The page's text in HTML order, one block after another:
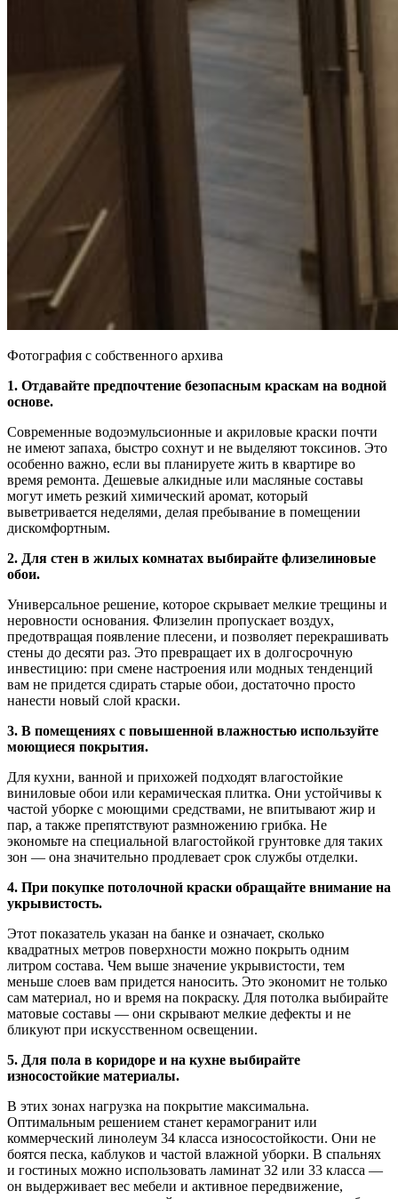
Фотография с собственного архива
1. Отдавайте предпочтение безопасным краскам на водной
основе.
Современные водоэмульсионные и акриловые краски почти
не имеют запаха, быстро сохнут и не выделяют токсинов. Это
особенно важно, если вы планируете жить в квартире во
время ремонта. Дешевые алкидные или масляные составы
могут иметь резкий химический аромат, который
выветривается неделями, делая пребывание в помещении
дискомфортным.
2. Для стен в жилых комнатах выбирайте флизелиновые
обои.
Универсальное решение, которое скрывает мелкие трещины и
неровности основания. Флизелин пропускает воздух,
предотвращая появление плесени, и позволяет перекрашивать
стены до десяти раз. Это превращает их в долгосрочную
инвестицию: при смене настроения или модных тенденций
вам не придется сдирать старые обои, достаточно просто
нанести новый слой краски.
3. В помещениях с повышенной влажностью используйте
моющиеся покрытия.
Для кухни, ванной и прихожей подходят влагостойкие
виниловые обои или керамическая плитка. Они устойчивы к
частой уборке с моющими средствами, не впитывают жир и
пар, а также препятствуют размножению грибка. Не
экономьте на специальной влагостойкой грунтовке для таких
зон — она значительно продлевает срок службы отделки.
4. При покупке потолочной краски обращайте внимание на
укрывистость.
Этот показатель указан на банке и означает, сколько
квадратных метров поверхности можно покрыть одним
литром состава. Чем выше значение укрывистости, тем
меньше слоев вам придется наносить. Это экономит не только
сам материал, но и время на покраску. Для потолка выбирайте
матовые составы — они скрывают мелкие дефекты и не
бликуют при искусственном освещении.
5. Для пола в коридоре и на кухне выбирайте
износостойкие материалы.
В этих зонах нагрузка на покрытие максимальна.
Оптимальным решением станет керамогранит или
коммерческий линолеум 34 класса износостойкости. Они не
боятся песка, каблуков и частой влажной уборки. В спальнях
и гостиных можно использовать ламинат 32 или 33 класса —
он выдерживает вес мебели и активное передвижение,